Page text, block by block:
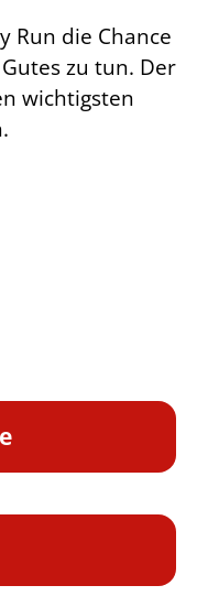
Run die Chance
zu tun. Der
wichtigsten